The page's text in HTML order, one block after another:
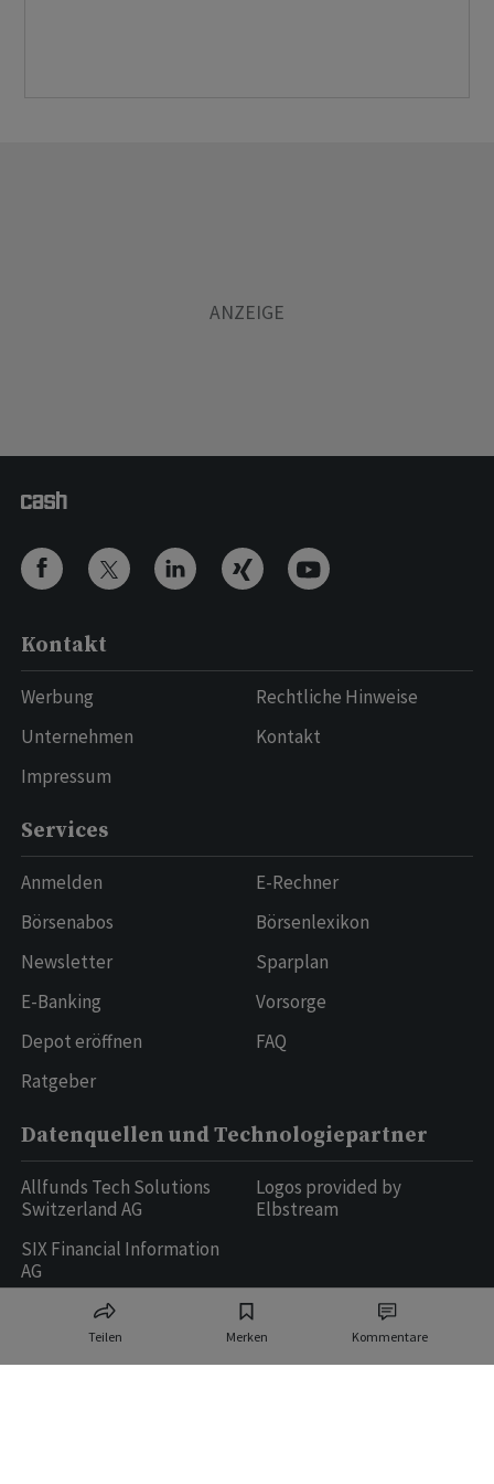
Teilen Merken Kommentare
Kontakt
Werbung
Unternehmen
Impressum
Rechtliche Hinweise
Kontakt
Services
Anmelden
Börsenabos
Newsletter
E-Banking
Depot eröffnen
Ratgeber
E-Rechner
Börsenlexikon
Sparplan
Vorsorge
FAQ
Datenquellen und Technologiepartner
Allfunds Tech Solutions
Switzerland AG
SIX Financial Information
AG
Logos provided by
Elbstream